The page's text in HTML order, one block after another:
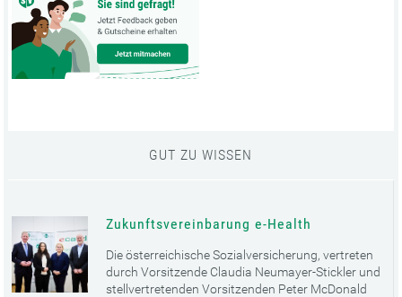
GUT ZU WISSEN
Zukunftsvereinbarung e-Health
Die österreichische Sozialversicherung, vertreten
durch Vorsitzende Claudia Neumayer-Stickler und
stellvertretenden Vorsitzenden Peter McDonald